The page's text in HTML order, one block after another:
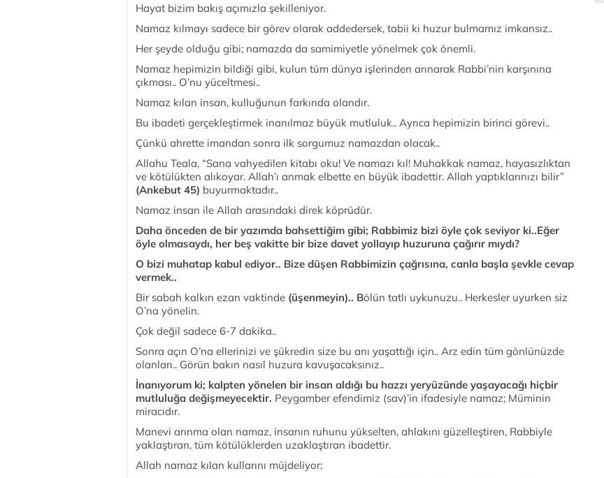
Hayat bizim bakış açımızla şekilleniyor.
Namaz kılmayı sadece bir görev olarak addedersek, tabii ki huzur bulmamız imkansız..
Her şeyde olduğu gibi; namazda da samimiyetle yönelmek çok önemli.
Namaz hepimizin bildiği gibi, kulun tüm dünya işlerinden arınarak Rabbi’nin karşınına
çıkması.. O’nu yüceltmesi..
Namaz kılan insan, kulluğunun farkında olandır.
Bu ibadeti gerçekleştirmek inanılmaz büyük mutluluk.. Ayrıca hepimizin birinci görevi..
Çünkü ahrette imandan sonra ilk sorgumuz namazdan olacak..
Allahu Teala, “Sana vahyedilen kitabı oku! Ve namazı kıl! Muhakkak namaz, hayasızlıktan
ve kötülükten alıkoyar. Allah’ı anmak elbette en büyük ibadettir. Allah yaptıklarınızı bilir”
(Ankebut 45) buyurmaktadır..
Namaz insan ile Allah arasındaki direk köprüdür.
Daha önceden de bir yazımda bahsettiğim gibi; Rabbimiz bizi öyle çok seviyor ki..Eğer
öyle olmasaydı, her beş vakitte bir bize davet yollayıp huzuruna çağırır mıydı?
O bizi muhatap kabul ediyor.. Bize düşen Rabbimizin çağrısına, canla başla şevkle cevap
vermek..
Bir sabah kalkın ezan vaktinde (üşenmeyin).. Bölün tatlı uykunuzu.. Herkesler uyurken siz
O’na yönelin.
Çok değil sadece 6-7 dakika..
Sonra açın O’na ellerinizi ve şükredin size bu anı yaşattığı için.. Arz edin tüm gönlünüzde
olanları.. Görün bakın nasıl huzura kavuşacaksınız..
İnanıyorum ki; kalpten yönelen bir insan aldığı bu hazzı yeryüzünde yaşayacağı hiçbir
mutluluğa değişmeyecektir. Peygamber efendimiz (sav)’in ifadesiyle namaz; Müminin
miracıdır.
Manevi arınma olan namaz, insanın ruhunu yükselten, ahlakını güzelleştiren, Rabbiyle
yaklaştıran, tüm kötülüklerden uzaklaştıran ibadettir.
Allah namaz kılan kullarını müjdeliyor;